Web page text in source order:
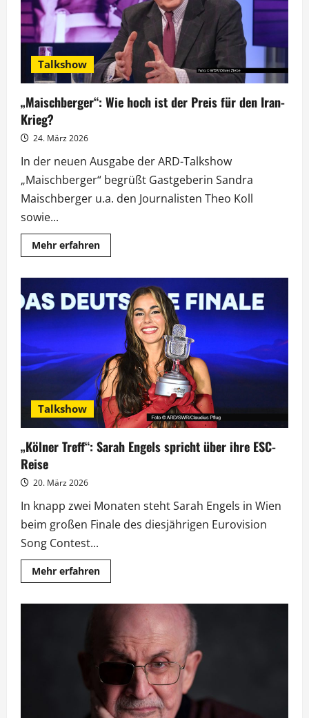
Talkshow
„Maischberger“: Wie hoch ist der Preis für den Iran-
Krieg?
24. März 2026
In der neuen Ausgabe der ARD-Talkshow
„Maischberger“ begrüßt Gastgeberin Sandra
Maischberger u.a. den Journalisten Theo Koll
sowie...
Mehr erfahrenMehr
Informationen
hoch
ist
der
Preis
für
Iran-
Krieg?
Talkshow
„Kölner Treff“: Sarah Engels spricht über ihre ESC-
Reise
20. März 2026
In knapp zwei Monaten steht Sarah Engels in Wien
beim großen Finale des diesjährigen Eurovision
Song Contest...
Mehr erfahrenMehr
Informationen
Sarah
spricht
über
ihre
ESC-
Reise